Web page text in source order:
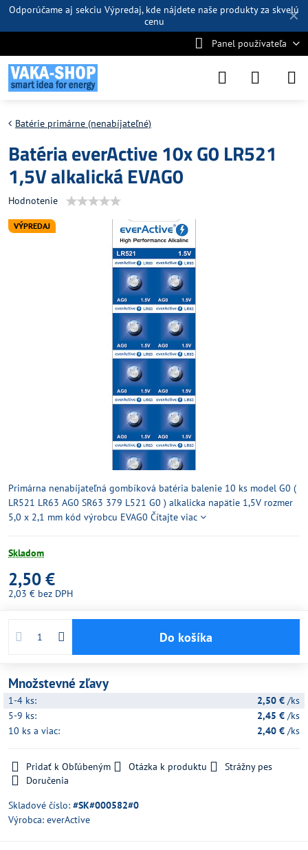
✕
Odporúčame aj sekciu Výpredaj, kde nájdete naše produkty za skvelú
cenu
Panel používateľa
VÝPREDAJ
Batérie primárne (nenabíjateľné)
Batéria everActive 10x G0 LR521
1,5V alkalická EVAG0
Hodnotenie
Primárna nenabíjateľná gombíková batéria balenie 10 ks model G0 (
LR521 LR63 AG0 SR63 379 L521 G0 ) alkalicka napätie 1,5V rozmer
5,0 x 2,1 mm kód výrobcu EVAG0 Čítajte viac
Skladom
2,50 €
2,03 € bez DPH
Do košíka
Množstevné zľavy
1-4 ks: 2,50 € /ks
5-9 ks: 2,45 € /ks
10 ks a viac: 2,40 € /ks
Pridať k Obľúbeným Otázka k produktu
Strážny pes
Doručenia
Skladové číslo: #SK#000582#0
Výrobca: everActive